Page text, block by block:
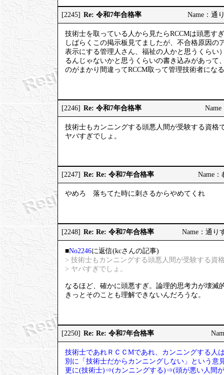
[2245] Re: 令和7年合格率 Name：通
技術士を取っている人から見たらRCCMは頭悪す
しばらくこの掲示板見てましたが、不合格原因
表示にする管理人さん、福祉の人かと思うくら
るんじゃないかと思うくらいの書き込みがあっ
のがまかり間違ってRCCM取って管理技術者にな
[2246] Re: 令和7年合格率
技術士もカンニングする頭悪人間が受験する資格
ヤバすぎでしょ。
[2247] Re: Re: 令和7年合格率 Name
やめろ 落ちてた時に刺さるからやめてくれ
[2248] Re: Re: 令和7年合格率 Name：通り
■No2246に返信(kcさんの記事)
> 技術士もカンニングする頭悪人間が受験する資
> ヤバすぎでしょ。
なるほど、確かに頭悪すぎ。論理的思考力が壊滅
きっとそのことも理解できないんだろうな。
[2250] Re: Re: 令和7年合格率
技術士であれＲＣＣМであれ、カンニングする人
別に「技術士だからカンニングしない」という意
更に(技術士)⇒(カンニングする)⇒(頭が悪い人間